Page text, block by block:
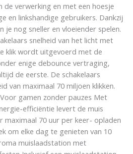
de verwerking en met een hoesje
en linkshandige gebruikers. Dankzij
je nog sneller en vloeiender spelen.
snelheid van het licht met
klik wordt uitgevoerd met de
enige debounce vertraging,
de eerste. De schakelaars
van maximaal 70 miljoen klikken.
gamen zonder pauzes Met
efficiëntie levert de muis
70 uur per keer- opladen
om elke dag te genieten van 10
muislaadstation met